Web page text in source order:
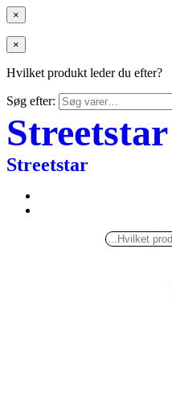
×
×
Hvilket produkt leder du efter?
Søg efter:
Streetstar
Streetstar